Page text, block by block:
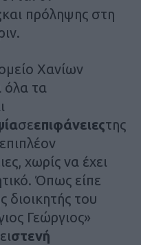
και πρόληψης στη
Χανίων
όλα τα
σεεπιφάνειεςτης
χωρίς να έχει
Όπως είπε
του
Γεώργιος»
στενή